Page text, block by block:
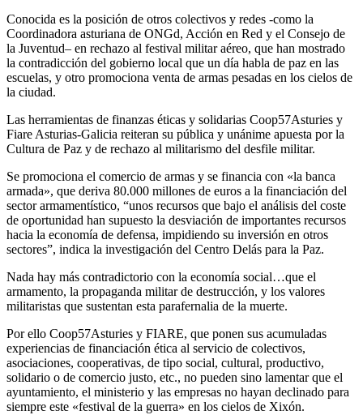
Conocida es la posición de otros colectivos y redes -como la
Coordinadora asturiana de ONGd, Acción en Red y el Consejo de
la Juventud– en rechazo al festival militar aéreo, que han mostrado
la contradicción del gobierno local que un día habla de paz en las
escuelas, y otro promociona venta de armas pesadas en los cielos de
la ciudad.
Las herramientas de finanzas éticas y solidarias Coop57Asturies y
Fiare Asturias-Galicia reiteran su pública y unánime apuesta por la
Cultura de Paz y de rechazo al militarismo del desfile militar.
Se promociona el comercio de armas y se financia con «la banca
armada», que deriva 80.000 millones de euros a la financiación del
sector armamentístico, “unos recursos que bajo el análisis del coste
de oportunidad han supuesto la desviación de importantes recursos
hacia la economía de defensa, impidiendo su inversión en otros
sectores”, indica la investigación del Centro Delás para la Paz.
Nada hay más contradictorio con la economía social…que el
armamento, la propaganda militar de destrucción, y los valores
militaristas que sustentan esta parafernalia de la muerte.
Por ello Coop57Asturies y FIARE, que ponen sus acumuladas
experiencias de financiación ética al servicio de colectivos,
asociaciones, cooperativas, de tipo social, cultural, productivo,
solidario o de comercio justo, etc., no pueden sino lamentar que el
ayuntamiento, el ministerio y las empresas no hayan declinado para
siempre este «festival de la guerra» en los cielos de Xixón.